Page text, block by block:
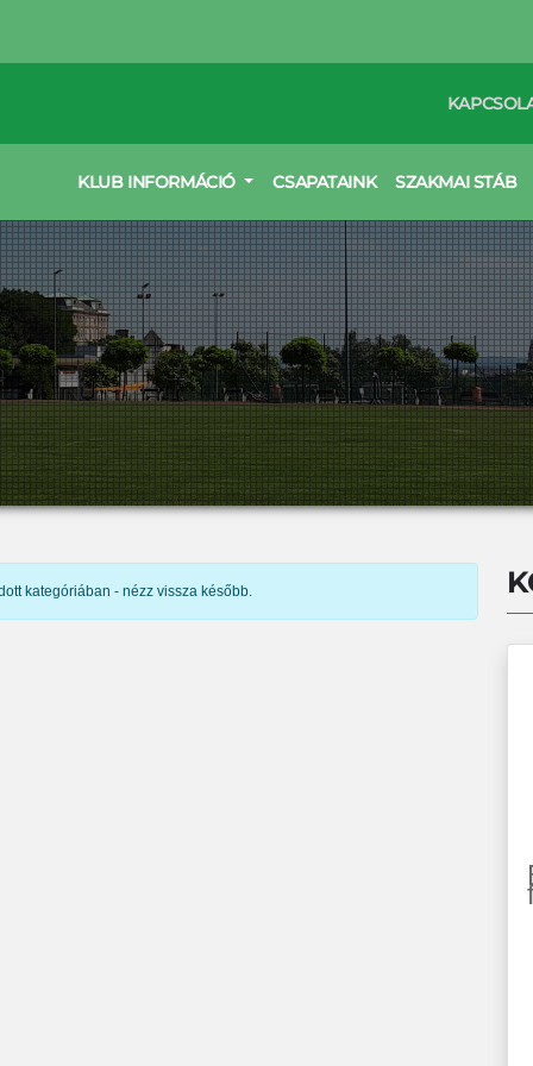
KLUB INFORMÁCIÓ CSAPATAINK SZAKMAI STÁB
kategóriában - nézz vissza később.